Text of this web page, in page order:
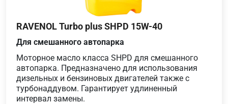
RAVENOL Turbo plus SHPD 15W-40
Для смешанного автопарка
Моторное масло класса SHPD для смешанного
автопарка. Предназначено для использования
дизельных и бензиновых двигателей также с
турбонаддувом. Гарантирует удлиненный
интервал замены.